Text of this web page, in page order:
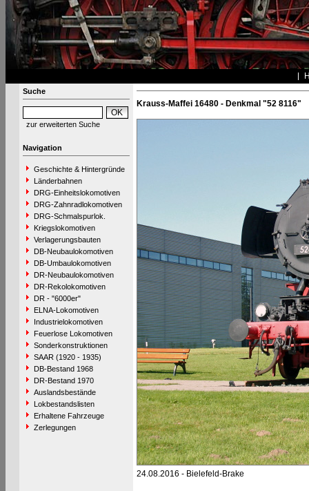
Suche
zur erweiterten Suche
Navigation
Geschichte & Hintergründe
Länderbahnen
DRG-Einheitslokomotiven
DRG-Zahnradlokomotiven
DRG-Schmalspurlok.
Kriegslokomotiven
Verlagerungsbauten
DB-Neubaulokomotiven
DB-Umbaulokomotiven
DR-Neubaulokomotiven
DR-Rekolokomotiven
DR - "6000er"
ELNA-Lokomotiven
Industrielokomotiven
Feuerlose Lokomotiven
Sonderkonstruktionen
SAAR (1920 - 1935)
DB-Bestand 1968
DR-Bestand 1970
Auslandsbestände
Lokbestandslisten
Erhaltene Fahrzeuge
Zerlegungen
Krauss-Maffei 16480 - Denkmal "52 8116"
24.08.2016 - Bielefeld-Brake